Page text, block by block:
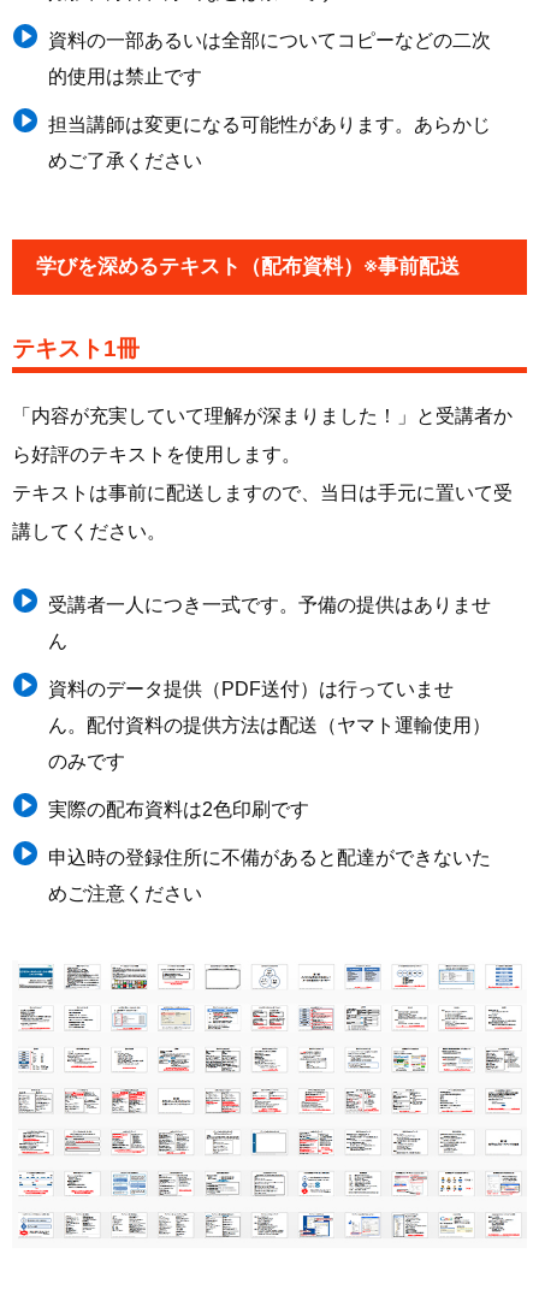
資料の一部あるいは全部についてコピーなどの二次
的使用は禁止です
担当講師は変更になる可能性があります。あらかじ
めご了承ください
学びを深めるテキスト（配布資料）※事前配送
テキスト1冊
「 内容が充実していて理解が深まりました！
」と受講者か
ら好評のテキストを使用します。
テキストは事前に配送しますので、当日は手元に置いて受
講してください。
受講者一人につき一式です。予備の提供はありませ
ん
資料のデータ提供（PDF送付）は行っていませ
ん。配付資料の提供方法は配送（ヤマト運輸使用）
のみです
実際の配布資料は2色印刷です
申込時の登録住所に不備があると配達ができないた
めご注意ください